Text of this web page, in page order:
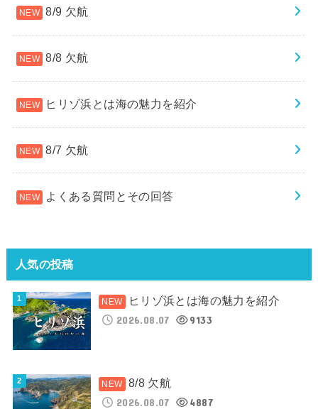
8/9 欠航
8/8 欠航
ヒリゾ浜とは海の魅力を紹介
8/7 欠航
よくある質問とその回答
人気の投稿
ヒリゾ浜とは海の魅力を紹介
2026.08.07
9133
8/8 欠航
2026.08.07
4887